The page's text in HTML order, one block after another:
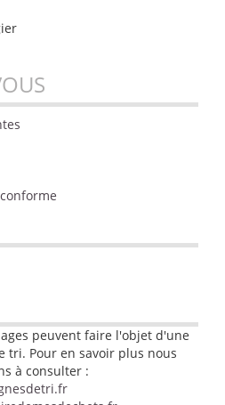
peuvent faire l'objet d'une
tri. Pour en savoir plus nous
à consulter :